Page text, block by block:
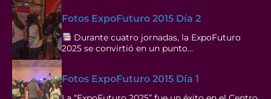
Fotos ExpoFuturo 2015 Día 2
Durante cuatro jornadas, la ExpoFuturo
2025 se convirtió en un punto…
Fotos ExpoFuturo 2015 Día 1